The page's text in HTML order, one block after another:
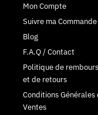
Mon Compte
Suivre ma Commande
Blog
F.A.Q / Contact
Politique de
et de retours
Conditions Générales
Ventes